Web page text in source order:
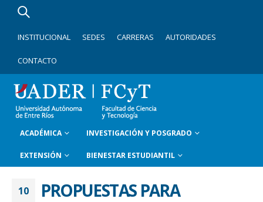
INSTITUCIONAL SEDES CARRERAS AUTORIDADES
CONTACTO
ACADÉMICA INVESTIGACIÓN Y POSGRADO
EXTENSIÓN BIENESTAR ESTUDIANTIL
10
PROPUESTAS PARA